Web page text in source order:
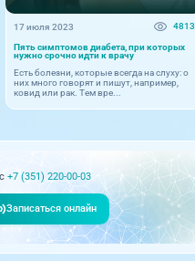
17 июля 2023 4813
Пять симптомов диабета, при которых
нужно срочно идти к врачу
Есть болезни, которые всегда на слуху: о
них много говорят и пишут, например,
ковид или рак. Тем вре...
+7 (351) 220-00-03
Записаться онлайн